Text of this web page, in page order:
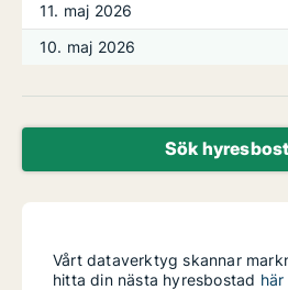
11. maj 2026
10. maj 2026
Sök
Vårt dataverktyg skannar
hitta din nästa hyresbostad här